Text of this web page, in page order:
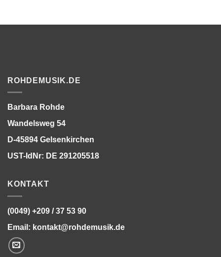
ROHDEMUSIK.DE
Barbara Rohde
Wandelsweg 54
D-45894 Gelsenkirchen
UST-IdNr: DE 291205518
KONTAKT
(0049) +209 / 37 53 90
Email: kontakt@rohdemusik.de